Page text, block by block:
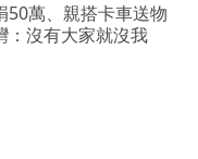
50萬、親搭卡車送物
沒有大家就沒我